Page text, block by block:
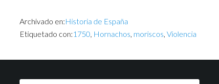
Archivado en:Historia de España
Etiquetado con:1750, Hornachos, moriscos, Violencia